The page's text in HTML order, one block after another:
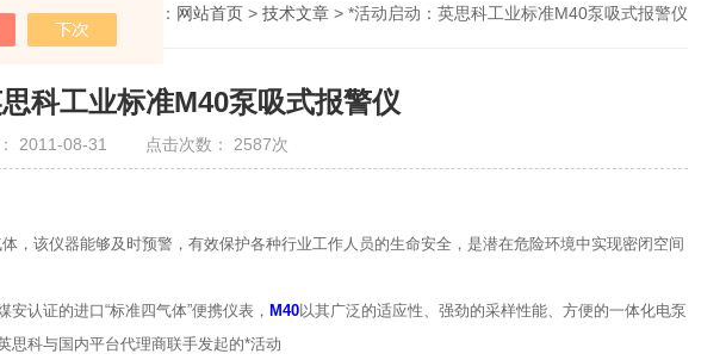
您的位置： 网站首页 > 技术文章 > *活动启动：英思科工业标准M40泵吸式报警仪
科工业标准M40泵吸式报警仪
： 2011-08-31 点击次数： 2587次
，该仪器能够及时预警，有效保护各种行业工作人员的生命安全，是潜在危险环境中实现密闭空间
安认证的进口“标准四气体”便携仪表， M40以其广泛的适应性、强劲的采样性能、方便的一体化电泵
思科与国内平台代理商联手发起的*活动